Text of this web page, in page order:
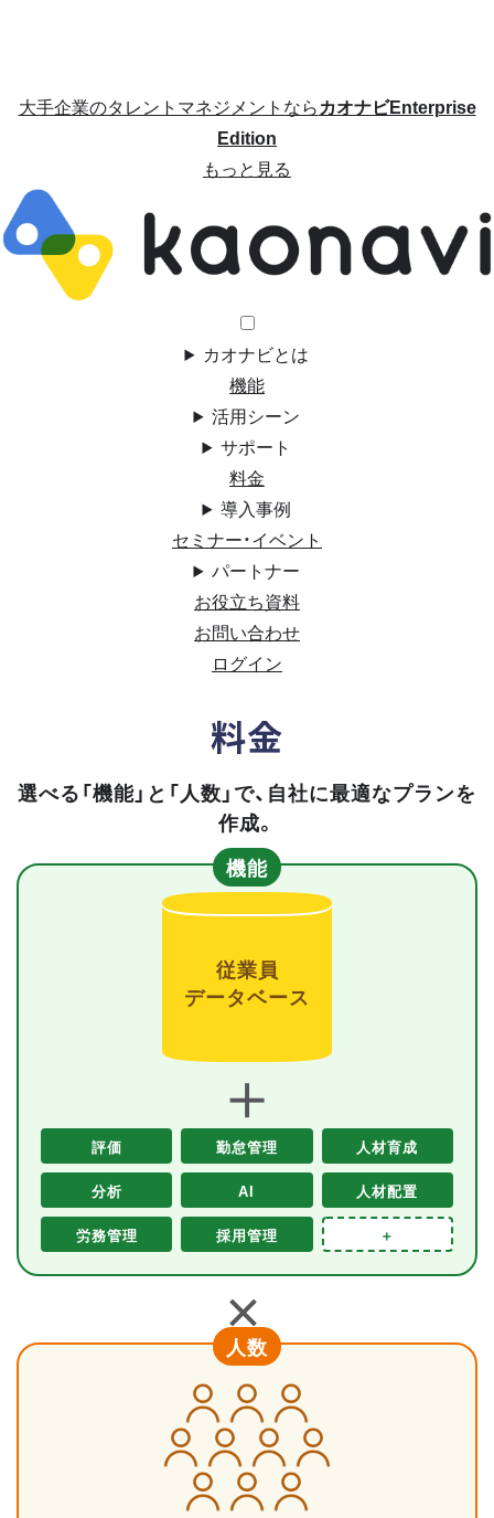
大手企業のタレントマネジメントならカオナビEnterprise
Edition
もっと見る
カオナビとは
機能
活用シーン
サポート
料金
導入事例
セミナー・イベント
パートナー
お役立ち資料
お問い合わせ
ログイン
料金
選べる「機能」と「人数」で、自社に最適なプランを
作成。
機能
従業員
データベース
＋
評価 勤怠管理 人材育成
分析 AI 人材配置
労務管理 採用管理 ＋
＋
人数